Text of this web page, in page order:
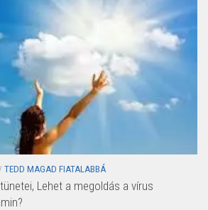
/ TEDD MAGAD FIATALABBÁ
Lehet a megoldás a vírus